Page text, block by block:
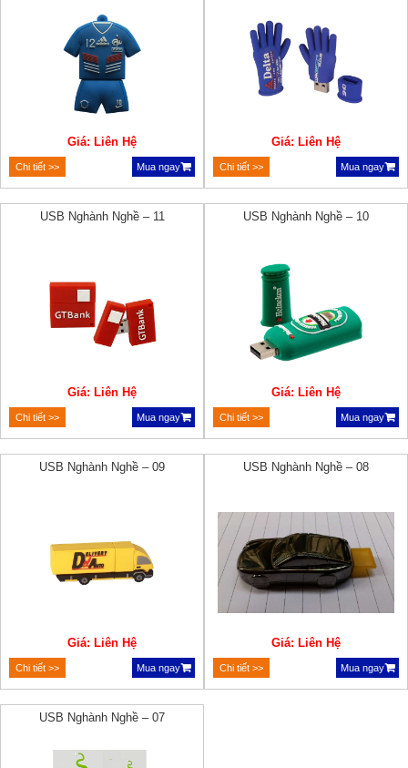
Giá: Liên Hệ
Chi tiết >> Mua ngay
Giá: Liên Hệ
Chi tiết >> Mua ngay
USB Nghành Nghề – 11
Giá: Liên Hệ
Chi tiết >> Mua ngay
USB Nghành Nghề – 10
Giá: Liên Hệ
Chi tiết >> Mua ngay
USB Nghành Nghề – 09
Giá: Liên Hệ
Chi tiết >> Mua ngay
USB Nghành Nghề – 08
Giá: Liên Hệ
Chi tiết >> Mua ngay
USB Nghành Nghề – 07